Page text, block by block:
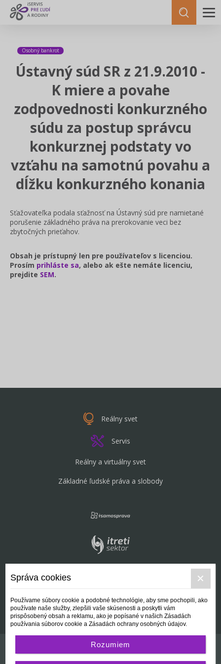
Osobný bankrot
Ústavný súd SR z 21.9.2010 -
K miere a povahe
zodpovednosti konkurzného
súdu za postup správcu
konkurznej podstaty vo
vzťahu na samotnú povahu a
dĺžku konkurzného konania
Sťažovateľka podala sťažnosť na Ústavný súd pre namietané
porušenie základného práva na prerokovanie veci bez
zbytočných prieťahov.
Obsah je prístupný len pre používateľov s licenciou.
Prosím prihláste sa, alebo ak ešte nemáte licenciu,
prejdite SEM.
Reálny svet
Servis
Reálny a virtuálny svet
Základné ľudské práva a slobody
Kontakt
Správa cookies
Používame súbory cookie a podobné technológie, aby sme pochopili, ako
používate naše služby, zlepšili vaše skúsenosti a poskytli vám
prispôsobený obsah a reklamu, ako je popísané v našich Zásadách
používania súborov cookie a Zásadách ochrany osobných údajov.
Rozumiem